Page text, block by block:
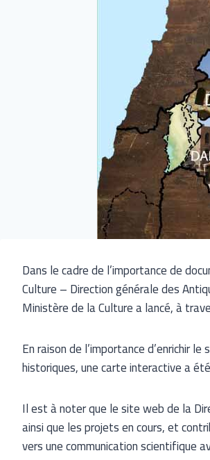
Dans le cadre de l’importance de
Culture – Direction générale des
Ministère de la Culture a lancé, à
En raison de l’importance d’enrichir
historiques, une carte interactive a
Il est à noter que le site web de la
ainsi que les projets en cours, et
vers une communication scientifique